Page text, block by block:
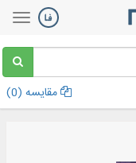
مقایسه (0
)